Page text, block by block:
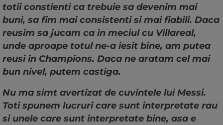
totii constienti ca trebuie sa devenim mai
buni, sa fim mai consistenti si mai fiabili. Daca
reusim sa jucam ca in meciul cu Villareal,
unde aproape totul ne-a iesit bine, am putea
reusi in Champions. Daca ne aratam cel mai
bun nivel, putem castiga.
Nu ma simt avertizat de cuvintele lui Messi.
Toti spunem lucruri care sunt interpretate rau
si unele care sunt interpretate bine, asa e